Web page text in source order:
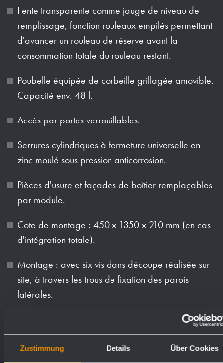
Zustimmung Details Über Cookies
Fente transparente comme jauge de niveau de
remplissage, fonction rouleaux empilés permettant
d'avancer un rouleau de réserve avant la
consommation totale du rouleau restant.
Poubelle équipée de corbeille grillagée amovible.
Capacité env. 48 l.
Accès par portes verrouillables.
Serrures cylindriques à fermeture universelle en
zinc moulé sous pression anticorrosion.
Pièces d'usure et façades de boîtier remplaçables
par module.
Cote de montage : 450 x 1350 x 210 mm (en cas
d'intégration totale).
Montage : avec six vis dans découpe réalisée sur
site, à travers les trous de fixation des parois
latérales.
Article livré avec matériel de fixation et premier
rouleau de papier.
Poids (en kg): 26.1